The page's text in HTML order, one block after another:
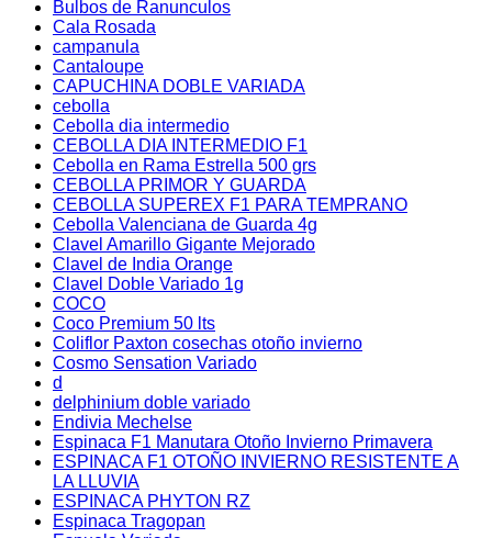
Bulbos de Ranunculos
Cala Rosada
campanula
Cantaloupe
CAPUCHINA DOBLE VARIADA
cebolla
Cebolla dia intermedio
CEBOLLA DIA INTERMEDIO F1
Cebolla en Rama Estrella 500 grs
CEBOLLA PRIMOR Y GUARDA
CEBOLLA SUPEREX F1 PARA TEMPRANO
Cebolla Valenciana de Guarda 4g
Clavel Amarillo Gigante Mejorado
Clavel de India Orange
Clavel Doble Variado 1g
COCO
Coco Premium 50 lts
Coliflor Paxton cosechas otoño invierno
Cosmo Sensation Variado
d
delphinium doble variado
Endivia Mechelse
Espinaca F1 Manutara Otoño Invierno Primavera
ESPINACA F1 OTOÑO INVIERNO RESISTENTE A
LA LLUVIA
ESPINACA PHYTON RZ
Espinaca Tragopan